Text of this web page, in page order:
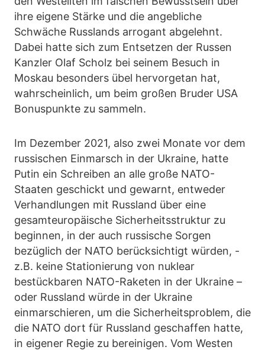
ihre eigene Stärke und die angebliche
Schwäche Russlands arrogant abgelehnt.
Dabei hatte sich zum Entsetzen der Russen
Kanzler Olaf Scholz bei seinem Besuch in
Moskau besonders übel hervorgetan hat,
wahrscheinlich, um beim großen Bruder USA
Bonuspunkte zu sammeln.
Im Dezember 2021, also zwei Monate vor dem
russischen Einmarsch in der Ukraine, hatte
Putin ein Schreiben an alle große NATO-
Staaten geschickt und gewarnt, entweder
Verhandlungen mit Russland über eine
gesamteuropäische Sicherheitsstruktur zu
beginnen, in der auch russische Sorgen
bezüglich der NATO berücksichtigt würden, -
z.B. keine Stationierung von nuklear
bestückbaren NATO-Raketen in der Ukraine –
oder Russland würde in der Ukraine
einmarschieren, um die Sicherheitsproblem, die
die NATO dort für Russland geschaffen hatte,
in eigener Regie zu bereinigen. Vom Westen